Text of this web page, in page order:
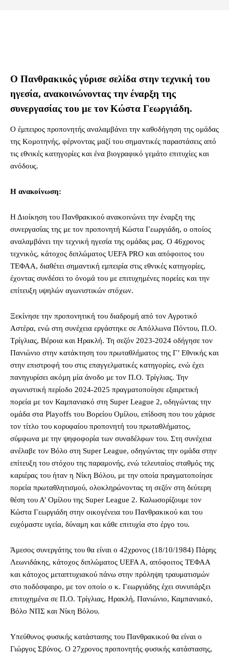
Ο Πανθρακικός γύρισε σελίδα στην τεχνική του
ηγεσία, ανακοινώνοντας την έναρξη της
συνεργασίας του με τον Κώστα Γεωργιάδη.
Ο έμπειρος προπονητής αναλαμβάνει την καθοδήγηση της ομάδας
της Κομοτηνής, φέρνοντας μαζί του σημαντικές παραστάσεις από
τις εθνικές κατηγορίες και ένα βιογραφικό γεμάτο επιτυχίες και
ανόδους.
Η ανακοίνωση:
Η Διοίκηση του Πανθρακικού ανακοινώνει την έναρξη της
συνεργασίας της με τον προπονητή Κώστα Γεωργιάδη, ο οποίος
αναλαμβάνει την τεχνική ηγεσία της ομάδας μας. Ο 46χρονος
τεχνικός, κάτοχος διπλώματος UEFA PRO και απόφοιτος του
ΤΕΦΑΑ, διαθέτει σημαντική εμπειρία στις εθνικές κατηγορίες,
έχοντας συνδέσει το όνομά του με επιτυχημένες πορείες και την
επίτευξη υψηλών αγωνιστικών στόχων.
Ξεκίνησε την προπονητική του διαδρομή από τον Αγροτικό
Αστέρα, ενώ στη συνέχεια εργάστηκε σε Απόλλωνα Πόντου, Π.Ο.
Τρίγλιας, Βέροια και Ηρακλή. Τη σεζόν 2023-2024 οδήγησε τον
Πανιώνιο στην κατάκτηση του πρωταθλήματος της Γ’ Εθνικής και
στην επιστροφή του στις επαγγελματικές κατηγορίες, ενώ έχει
πανηγυρίσει ακόμη μία άνοδο με τον Π.Ο. Τρίγλιας. Την
αγωνιστική περίοδο 2024-2025 πραγματοποίησε εξαιρετική
πορεία με τον Καμπανιακό στη Super League 2, οδηγώντας την
ομάδα στα Playoffs του Βορείου Ομίλου, επίδοση που του χάρισε
τον τίτλο του κορυφαίου προπονητή του πρωταθλήματος,
σύμφωνα με την ψηφοφορία των συναδέλφων του. Στη συνέχεια
ανέλαβε τον Βόλο στη Super League, οδηγώντας την ομάδα στην
επίτευξη του στόχου της παραμονής, ενώ τελευταίος σταθμός της
καριέρας του ήταν η Νίκη Βόλου, με την οποία πραγματοποίησε
πορεία πρωταθλητισμού, ολοκληρώνοντας τη σεζόν στη δεύτερη
θέση του Α’ Ομίλου της Super League 2. Καλωσορίζουμε τον
Κώστα Γεωργιάδη στην οικογένεια του Πανθρακικού και του
ευχόμαστε υγεία, δύναμη και κάθε επιτυχία στο έργο του.
Άμεσος συνεργάτης του θα είναι ο 42χρονος (18/10/1984) Πάρης
Λεωνιδάκης, κάτοχος διπλώματος UEFA A, απόφοιτος ΤΕΦΑΑ
και κάτοχος μεταπτυχιακού πάνω στην πρόληψη τραυματισμών
στο ποδόσφαιρο, με τον οποίο ο κ. Γεωργιάδης έχει συνυπάρξει
επιτυχημένα σε Π.Ο. Τρίγλιας, Ηρακλή, Πανιώνιο, Καμπανιακό,
Βόλο ΝΠΣ και Νίκη Βόλου.
Υπεύθυνος φυσικής κατάστασης του Πανθρακικού θα είναι ο
Γιώργος Σβύνος. Ο 27χρονος προπονητής φυσικής κατάστασης,